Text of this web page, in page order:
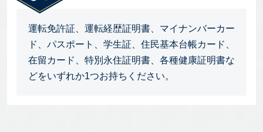
運転免許証、運転経歴証明書、マイナンバーカー
ド、パスポート、学生証、住民基本台帳カード、
在留カード、特別永住証明書、各種健康証明書な
どをいずれか1つお持ちください。